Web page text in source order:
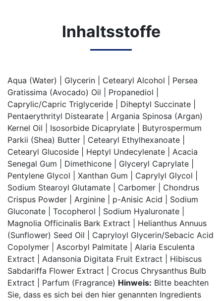
Inhaltsstoffe
Aqua (Water) | Glycerin | Cetearyl Alcohol | Persea
Gratissima (Avocado) Oil | Propanediol |
Caprylic/Capric Triglyceride | Diheptyl Succinate |
Pentaerythrityl Distearate | Argania Spinosa (Argan)
Kernel Oil | Isosorbide Dicaprylate | Butyrospermum
Parkii (Shea) Butter | Cetearyl Ethylhexanoate |
Cetearyl Glucoside | Heptyl Undecylenate | Acacia
Senegal Gum | Dimethicone | Glyceryl Caprylate |
Pentylene Glycol | Xanthan Gum | Caprylyl Glycol |
Sodium Stearoyl Glutamate | Carbomer | Chondrus
Crispus Powder | Arginine | p-Anisic Acid | Sodium
Gluconate | Tocopherol | Sodium Hyaluronate |
Magnolia Officinalis Bark Extract | Helianthus Annuus
(Sunflower) Seed Oil | Capryloyl Glycerin/Sebacic Acid
Copolymer | Ascorbyl Palmitate | Alaria Esculenta
Extract | Adansonia Digitata Fruit Extract | Hibiscus
Sabdariffa Flower Extract | Crocus Chrysanthus Bulb
Extract | Parfum (Fragrance) Hinweis: Bitte beachten
Sie, dass es sich bei den hier genannten Ingredients